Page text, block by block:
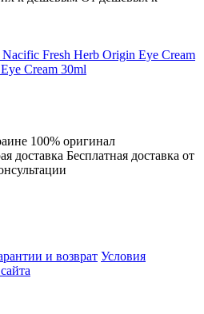
Nacific Fresh Herb Origin Eye Cream
100% оригинал
доставка Бесплатная доставка от
и возврат Условия